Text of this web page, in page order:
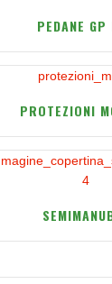
PEDANE GP
PROTEZIONI